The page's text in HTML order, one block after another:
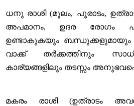
ധനു രാശി (മൂലം, പൂരാടം,
അപമാനം, ഉദര രോഗം
ഉണ്ടാകുകയും ബന്ധുക്കളുമായും
വാക്ക് തർക്കത്തിനും
കാര്യങ്ങളിലും തടസ്സം
മകരം രാശി (ഉത്രാടം